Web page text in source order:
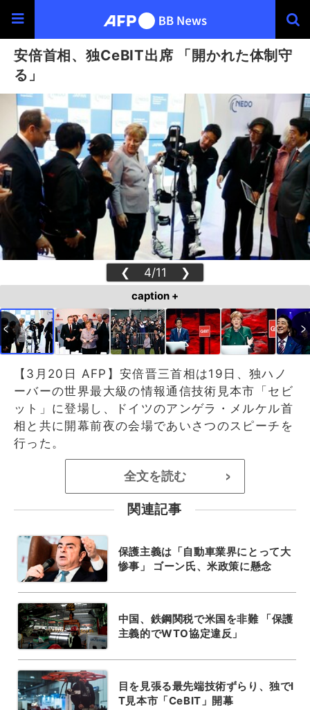
安倍首相、独CeBIT出席 「開かれた体制守
る」
❮ 4/11 ❯
caption +
【3月20日 AFP】安倍晋三首相は19日、独ハノ
ーバーの世界最大級の情報通信技術見本市「セビ
ット」に登場し、ドイツのアンゲラ・メルケル首
相と共に開幕前夜の会場であいさつのスピーチを
行った。
全文を読む >
関連記事
保護主義は「自動車業界にとって大
惨事」 ゴーン氏、米政策に懸念
中国、鉄鋼関税で米国を非難 「保護
主義的でWTO協定違反」
目を見張る最先端技術ずらり、独でI
T見本市「CeBIT」開幕